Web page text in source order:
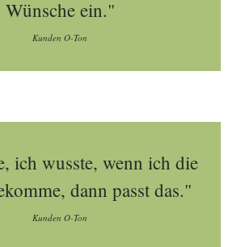
Wünsche ein."
Kunden O-Ton
ich wusste, wenn ich die
dann passt das."
Kunden O-Ton